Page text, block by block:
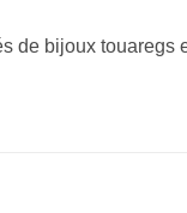
de bijoux touaregs